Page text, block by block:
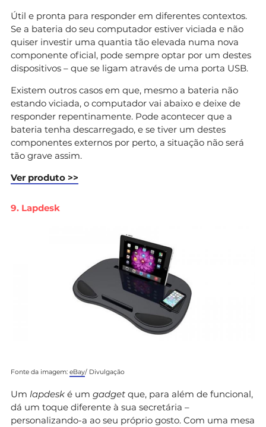
Útil e pronta para responder em diferentes contextos.
Se a bateria do seu computador estiver viciada e não
quiser investir uma quantia tão elevada numa nova
componente oficial, pode sempre optar por um destes
dispositivos – que se ligam através de uma porta USB.
Existem outros casos em que, mesmo a bateria não
estando viciada, o computador vai abaixo e deixe de
responder repentinamente. Pode acontecer que a
bateria tenha descarregado, e se tiver um destes
componentes externos por perto, a situação não será
tão grave assim.
Ver produto >>
9. Lapdesk
Fonte da imagem: eBay/ Divulgação
Um lapdesk é um gadget que, para além de funcional,
dá um toque diferente à sua secretária –
personalizando-a ao seu próprio gosto. Com uma mesa